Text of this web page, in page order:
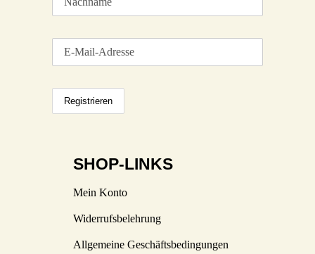
SHOP-LINKS
Mein Konto
Widerrufsbelehrung
Allgemeine Geschäftsbedingungen